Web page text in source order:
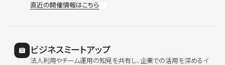
直近の開催情報はこちら
ビジネスミートアップ
法人利用やチーム運用の知見を共有し、企業での活用を深めるイ